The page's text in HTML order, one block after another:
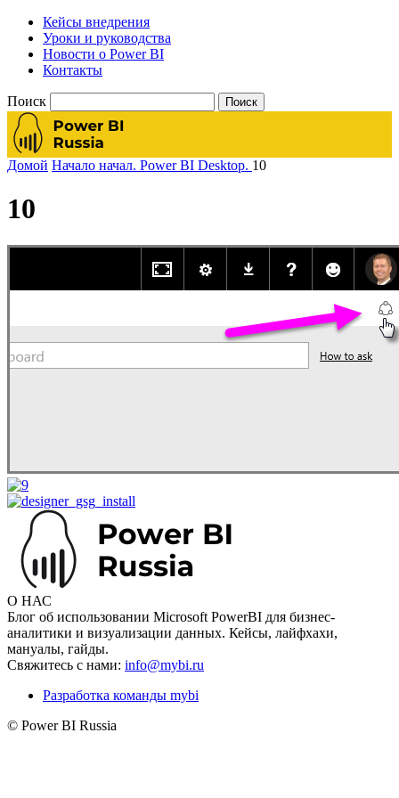
Кейсы внедрения
Уроки и руководства
Новости о Power BI
Контакты
Поиск
Домой Начало начал. Power BI Desktop. 10
10
О НАС
Блог об использовании Microsoft PowerBI для бизнес-
аналитики и визуализации данных. Кейсы, лайфхахи,
мануалы, гайды.
Свяжитесь с нами: info@mybi.ru
Разработка команды mybi
© Power BI Russia